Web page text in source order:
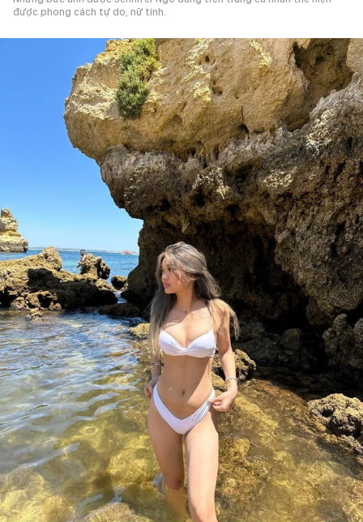
được phong cách tự do, nữ tính.